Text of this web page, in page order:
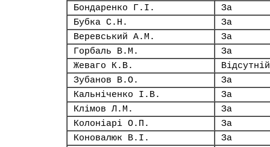
Бондаренко Г.І.
За
Бубка С.Н.
За
Веревський А.М.
За
Горбаль В.М.
За
Жеваго К.В.
Відсутній
Зубанов В.О.
За
Кальніченко І.В.
За
Клімов Л.М.
За
Колоніарі О.П.
За
Коновалюк В.І.
За